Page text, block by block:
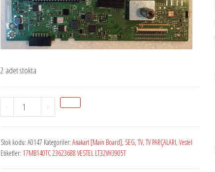
2 adet stokta
-
Stok
A0147
23623688
adet
+
Stok kodu: A0147 Kategoriler: Anakart [Main Board], SEG, TV, TV PARÇALARI, Vestel
Etiketler: 17MB140TC 23623688 VESTEL LT32VH3905T